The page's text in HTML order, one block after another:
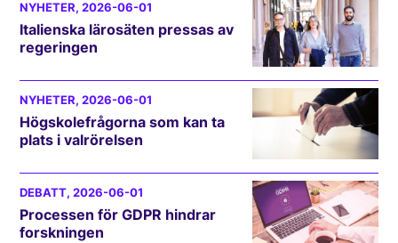
NYHETER, 2026-06-01
Italienska lärosäten pressas av
regeringen
NYHETER, 2026-06-01
Högskolefrågorna som kan ta
plats i valrörelsen
DEBATT, 2026-06-01
Processen för GDPR hindrar
forskningen